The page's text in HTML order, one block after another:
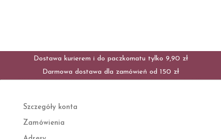
Dostawa kurierem i do paczkomatu tylko 9,90 zł
Darmowa dostawa dla zamówień od 150 zł
Szczegóły konta
Zamówienia